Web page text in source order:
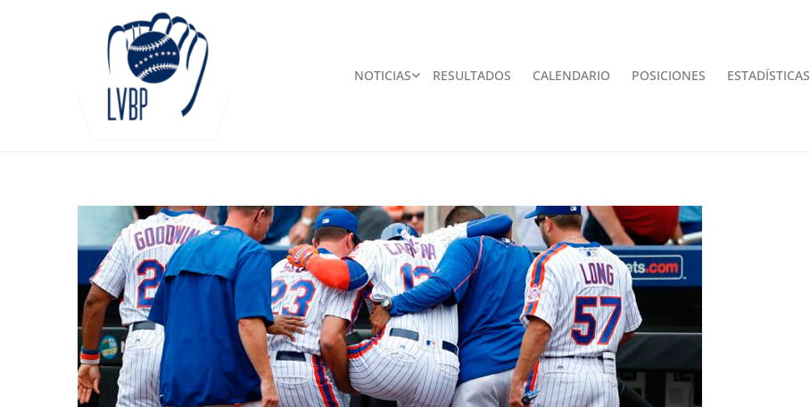
NOTICIAS RESULTADOS CALENDARIO POSICIONES ESTADÍSTICAS